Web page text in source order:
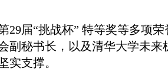
届“挑战杯” 特等奖等多项
副秘书长，以及清华大学未
实支撑。